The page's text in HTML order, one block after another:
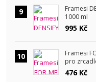
9
Framesi
1000 ml
995 Kč
10
Framesi
pro
476 Kč